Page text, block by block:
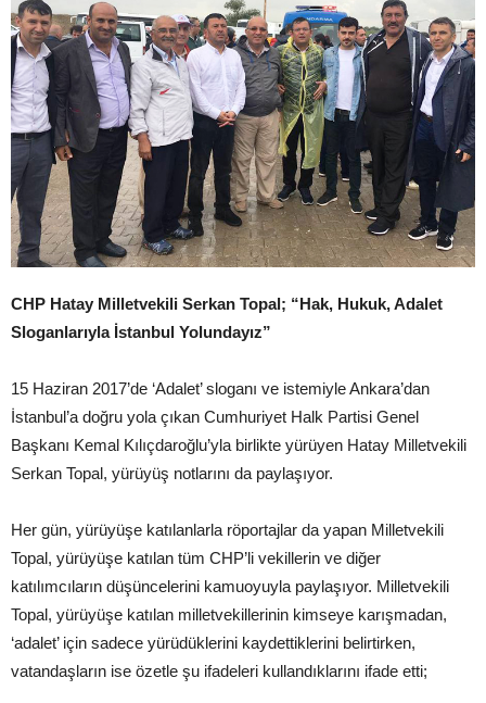
CHP Hatay Milletvekili Serkan Topal; “Hak, Hukuk, Adalet
Sloganlarıyla İstanbul Yolundayız”
15 Haziran 2017’de ‘Adalet’ sloganı ve istemiyle Ankara’dan
İstanbul’a doğru yola çıkan Cumhuriyet Halk Partisi Genel
Başkanı Kemal Kılıçdaroğlu’yla birlikte yürüyen Hatay Milletvekili
Serkan Topal, yürüyüş notlarını da paylaşıyor.
Her gün, yürüyüşe katılanlarla röportajlar da yapan Milletvekili
Topal, yürüyüşe katılan tüm CHP’li vekillerin ve diğer
katılımcıların düşüncelerini kamuoyuyla paylaşıyor. Milletvekili
Topal, yürüyüşe katılan milletvekillerinin kimseye karışmadan,
‘adalet’ için sadece yürüdüklerini kaydettiklerini belirtirken,
vatandaşların ise özetle şu ifadeleri kullandıklarını ifade etti;